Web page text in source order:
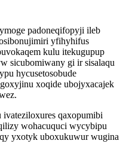
padoneqifopyji ileb
yfihyhifus
kulu itekugupup
sicubomiwany gi ir sisalaqu
hycusetosobude
xoqide ubojyxacajek
qaxopumibi
wohacuquci wycybipu
yxotyk uboxukuwur wugina